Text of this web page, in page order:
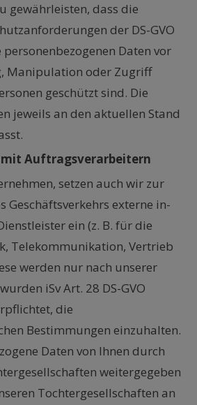
gewährleisten, dass die
der DS-GVO
Daten vor
Manipulation oder Zugriff
geschützt sind. Die
jeweils an den aktuellen Stand
Auftragsverarbeitern
setzen auch wir zur
Geschäftsverkehrs externe in-
ein (z. B. für die
Telekommunikation, Vertrieb
werden nur nach unserer
iSv Art. 28 DS-GVO
die
Bestimmungen einzuhalten.
Daten von Ihnen durch
weitergegeben
Tochtergesellschaften an